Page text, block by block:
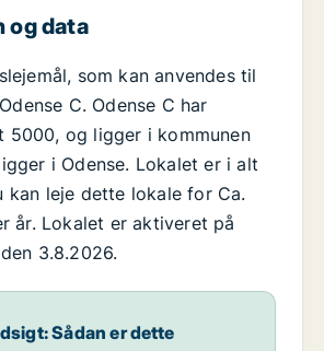
og data
som kan anvendes til
C. Odense C har
5000, og ligger i kommunen
i Odense. Lokalet er i alt
kan leje dette lokale for Ca.
år. Lokalet er aktiveret på
3.8.2026.
Sådan er dette